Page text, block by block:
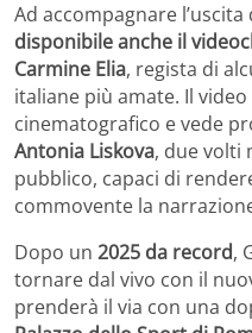
Ad accompagnare l’uscita
disponibile anche il
Carmine Elia, regista di
italiane più amate. Il
cinematografico e vede
Antonia Liskova, due volti
pubblico, capaci di
commovente la
Dopo un 2025 da record,
tornare dal vivo con il
prenderà il via con una